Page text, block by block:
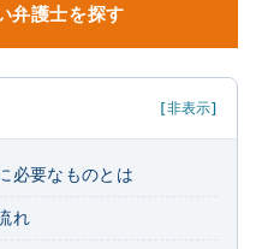
弁護士を探す
[非表示]
必要なものとは
れ